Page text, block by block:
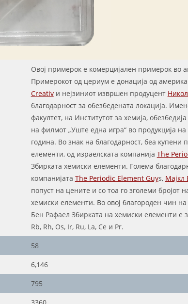
Овој примерок е комерцијален примерок во
Примерокот од цериум е донација од
Creativи нејзиниот извршен продуцент
благодарност за обезбедената локација.
факултет, на Институтот за хемија,
на филмот „Уште една игра“ во продукција
година. Во знак на благодарност, беа купени
елементи, од израелската компанија The
Збирката хемиски елементи. Голема
компанијата The Periodic Element Guys, Мајкл
попуст на цените и со тоа го зголеми
хемиски елементи. Во овој благороден чин
Бен Рафаел Збирката на хемиски елементи е
Rb, Rh, Os, Ir, Ru, La, Ce и Pr.
58
6,146
795